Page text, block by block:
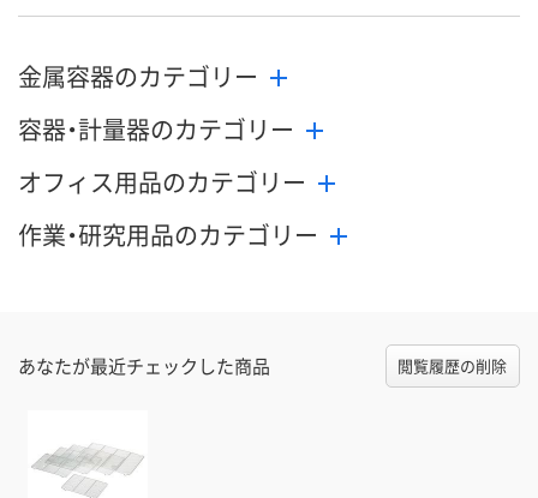
金属容器のカテゴリー
容器・計量器のカテゴリー
オフィス用品のカテゴリー
作業・研究用品のカテゴリー
あなたが最近チェックした商品 閲覧履歴の削除